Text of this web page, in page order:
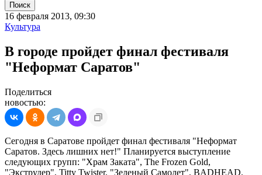
Поиск
16 февраля 2013, 09:30
Культура
В городе пройдет финал фестиваля
"Неформат Саратов"
Поделиться
новостью:
Сегодня в Саратове пройдет финал фестиваля "Неформат
Саратов. Здесь лишних нет!" Планируется выступление
следующих групп: "Храм Заката", The Frozen Gold,
"Экструдер", Titty Twister, "Зеленый Самолет", BADHEAD,